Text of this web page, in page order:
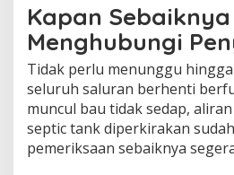
Kapan Sebaiknya
Menghubungi
Tidak perlu menunggu
seluruh saluran berhenti
muncul bau tidak sedap,
septic tank diperkirakan
pemeriksaan sebaiknya